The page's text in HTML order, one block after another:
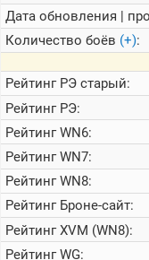
Топ
1000
Кланы
стримеров
Информация
Онлайн
Цветовая
шкала
Дата обновления |
Количество боёв (+):
РейтингРЭ старый:
РейтингРЭ:
РейтингWN6:
РейтингWN7:
РейтингWN8:
РейтингБроне-сайт:
РейтингXVM (WN8):
РейтингWG: